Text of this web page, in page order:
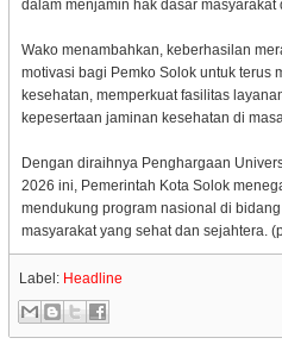
dalam menjamin hak dasar masyarakat
Wako menambahkan, keberhasilan
motivasi bagi Pemko Solok untuk terus
kesehatan, memperkuat fasilitas
kepesertaan jaminan kesehatan di
Dengan diraihnya Penghargaan
2026 ini, Pemerintah Kota Solok
mendukung program nasional di
masyarakat yang sehat dan sejahtera.
Label: Headline